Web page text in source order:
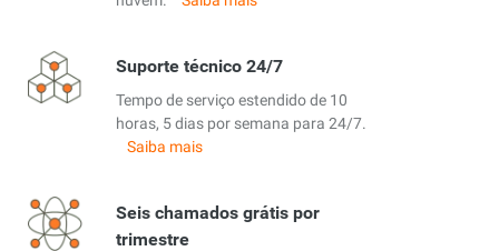
Suporte técnico 24/7
Tempo de serviço estendido de 10
horas, 5 dias por semana para 24/7.
Saiba mais
Seis chamados grátis por
trimestre